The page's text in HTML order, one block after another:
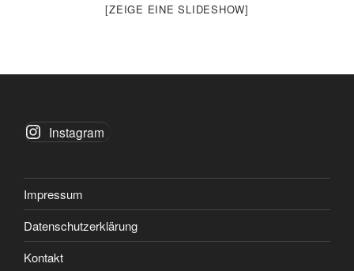
[ZEIGE EINE SLIDESHOW]
Instagram
Impressum
Datenschutzerklärung
Kontakt